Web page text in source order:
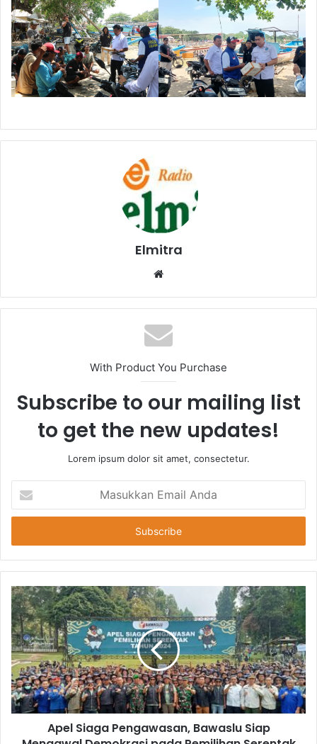
Elmitra
Website
With Product You Purchase
Subscribe to our mailing list
to get the new updates!
Lorem ipsum dolor sit amet, consectetur.
Email
Anda
Apel Siaga Pengawasan, Bawaslu Siap